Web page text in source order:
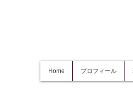
Home プロフィール